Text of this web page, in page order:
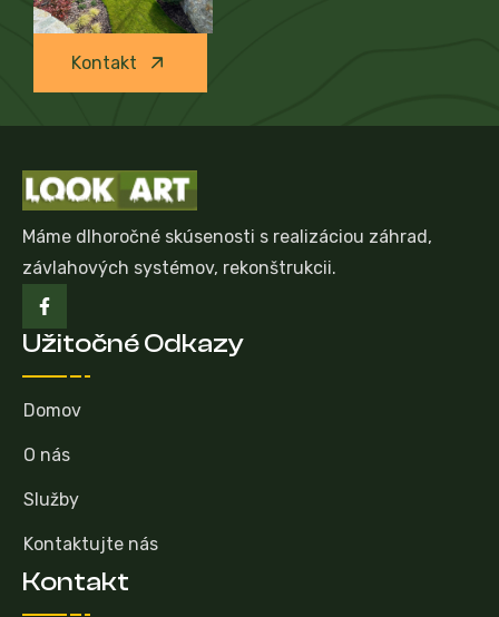
Kontakt
Máme dlhoročné skúsenosti s realizáciou záhrad,
závlahových systémov, rekonštrukcii.
Užitočné Odkazy
Domov
O nás
Služby
Kontaktujte nás
Kontakt